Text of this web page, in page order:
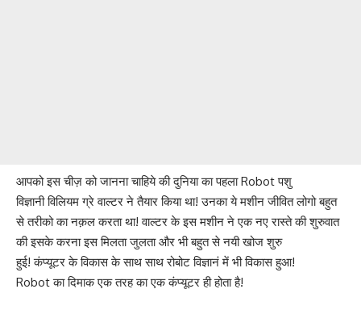
आपको इस चीज़ को जानना चाहिये की दुनिया का पहला Robot पशु
विज्ञानीविलियम ग्रे वाल्टरने तैयार किया था! उनका ये मशीन जीवित लोगो बहुत
से तरीको का नक़ल करता था! वाल्टर के इस मशीन ने एक नए रास्ते की शुरुवात
की इसके करना इस मिलता जुलता और भी बहुत से नयी खोज शुरु
हुई! कंप्यूटर के विकास के साथ साथ रोबोट विज्ञानं में भी विकास हुआ!
Robot का दिमाक एक तरह का एक कंप्यूटर ही होता है!